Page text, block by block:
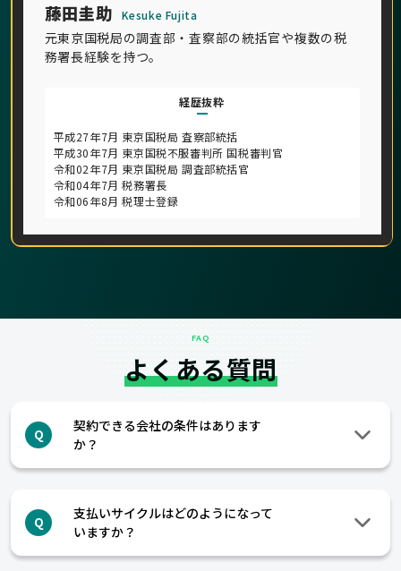
藤田圭助 Kesuke Fujita
元東京国税局の調査部・査察部の統括官や複数の税
務署長経験を持つ。
経歴抜粋
平成27年7月 東京国税局 査察部統括
平成30年7月 東京国税不服審判所 国税審判官
令和02年7月 東京国税局 調査部統括官
令和04年7月 税務署長
令和06年8月 税理士登録
FAQ
よくある質問
Q
契約できる会社の条件はあります
か？
Q
支払いサイクルはどのようになって
いますか？